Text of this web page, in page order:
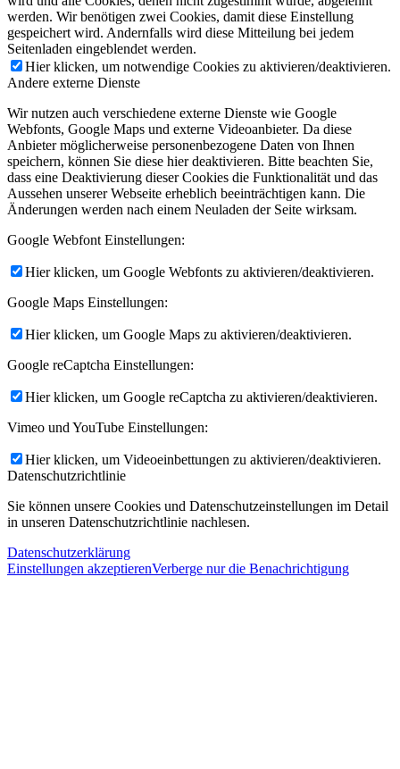
werden. Wir benötigen zwei Cookies, damit diese Einstellung
gespeichert wird. Andernfalls wird diese Mitteilung bei jedem
Seitenladen eingeblendet werden.
Hier klicken, um notwendige Cookies zu aktivieren/deaktivieren.
Andere externe Dienste
Wir nutzen auch verschiedene externe Dienste wie Google
Webfonts, Google Maps und externe Videoanbieter. Da diese
Anbieter möglicherweise personenbezogene Daten von Ihnen
speichern, können Sie diese hier deaktivieren. Bitte beachten Sie,
dass eine Deaktivierung dieser Cookies die Funktionalität und das
Aussehen unserer Webseite erheblich beeinträchtigen kann. Die
Änderungen werden nach einem Neuladen der Seite wirksam.
Google Webfont Einstellungen:
Hier klicken, um Google Webfonts zu aktivieren/deaktivieren.
Google Maps Einstellungen:
Hier klicken, um Google Maps zu aktivieren/deaktivieren.
Google reCaptcha Einstellungen:
Hier klicken, um Google reCaptcha zu aktivieren/deaktivieren.
Vimeo und YouTube Einstellungen:
Hier klicken, um Videoeinbettungen zu aktivieren/deaktivieren.
Datenschutzrichtlinie
Sie können unsere Cookies und Datenschutzeinstellungen im Detail
in unseren Datenschutzrichtlinie nachlesen.
Datenschutzerklärung
Einstellungen akzeptierenVerberge nur die Benachrichtigung